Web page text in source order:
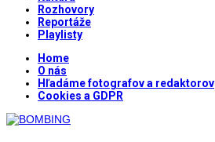
Rozhovory
Reportáže
Playlisty
Home
O nás
Hľadáme fotografov a redaktorov
Cookies a GDPR